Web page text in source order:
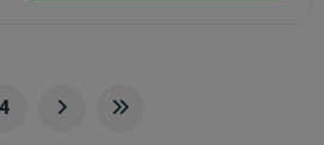
4